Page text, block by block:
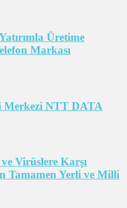
Üretime
Markası
Merkezi NTT DATA
Virüslere Karşı
Tamamen Yerli ve Milli